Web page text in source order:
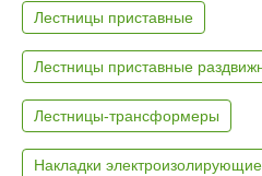
Лестницы приставные
Лестницы приставные
Лестницы-трансформеры
Накладки электроизолирующие